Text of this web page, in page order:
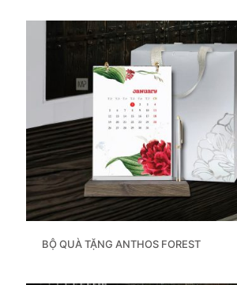
BỘ QUÀ TẶNG ANTHOS FOREST